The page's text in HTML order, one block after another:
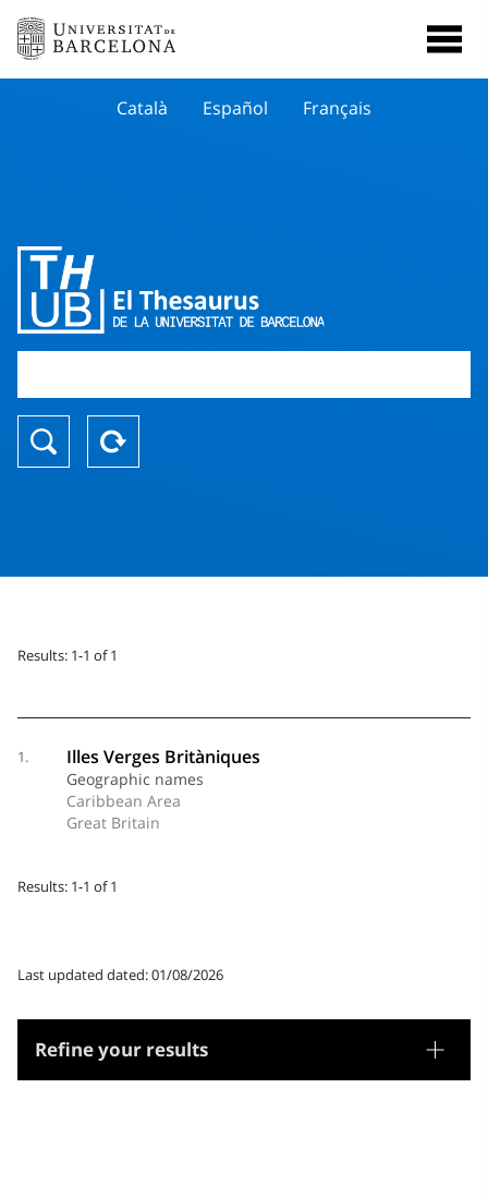
Català Español Français
Refine your results
Thesaurus
Results: 1-1 of 1
1. Illes Verges Britàniques
Geographic names
Caribbean Area
Great Britain
Results: 1-1 of 1
Last updated dated: 01/08/2026